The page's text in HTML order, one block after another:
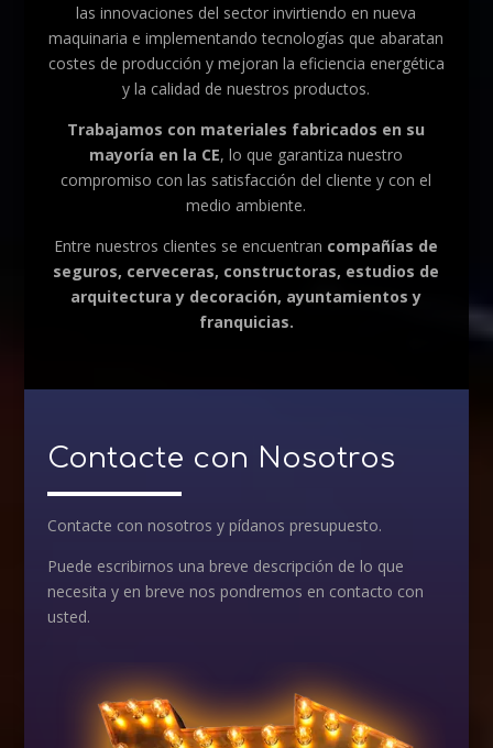
las innovaciones del sector invirtiendo en nueva
maquinaria e implementando tecnologías que abaratan
costes de producción y mejoran la eficiencia energética
y la calidad de nuestros productos.
Trabajamos con materiales fabricados en su
mayoría en la CE, lo que garantiza nuestro
compromiso con las satisfacción del cliente y con el
medio ambiente.
Entre nuestros clientes se encuentran compañías de
seguros, cerveceras, constructoras, estudios de
arquitectura y decoración, ayuntamientos y
franquicias.
Contacte con Nosotros
Contacte con nosotros y pídanos presupuesto.
Puede escribirnos una breve descripción de lo que
necesita y en breve nos pondremos en contacto con
usted.